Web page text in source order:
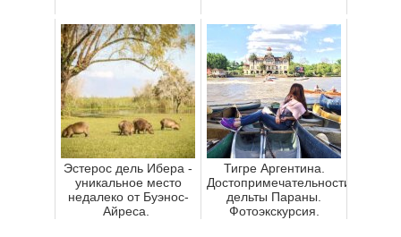
Эстерос дель Ибера -
уникальное место
недалеко от Буэнос-
Айреса.
Тигре Аргентина.
Достопримечательности
дельты Параны.
Фотоэкскурсия.